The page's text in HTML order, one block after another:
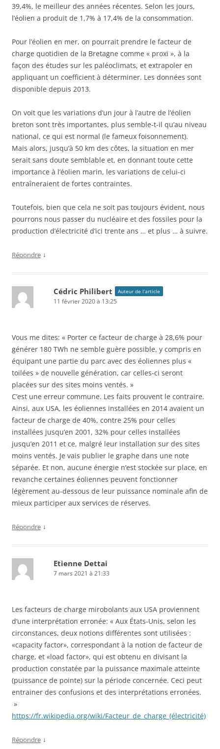
39,4%, le meilleur des années récentes. Selon les jours,
l’éolien a produit de 1,7% à 17,4% de la consommation.
Pour l’éolien en mer, on pourrait prendre le facteur de
charge quotidien de la Bretagne comme « proxi », à la
façon des études sur les paléoclimats, et extrapoler en
appliquant un coefficient à déterminer. Les données sont
disponible depuis 2013.
On voit que les variations d’un jour à l’autre de l’éolien
breton sont très importantes, plus semble-t-il qu’au niveau
national, ce qui est normal (le fameux foisonnement).
Mais alors, jusqu’à 50 km des côtes, la situation en mer
serait sans doute semblable et, en donnant toute cette
importance à l’éolien marin, les variations de celui-ci
entraîneraient de fortes contraintes.
Toutefois, bien que cela ne soit pas toujours évident, nous
pourrons nous passer du nucléaire et des fossiles pour la
production d’électricité d’ici trente ans … et plus … à suivre.
Répondre ↓
Cédric Philibert Auteur de l’article
11 février 2020 à 13:25
Vous me dites: « Porter ce facteur de charge à 28,6% pour
générer 180 TWh ne semble guère possible, y compris en
équipant une partie du parc avec des éoliennes plus «
toilées » de nouvelle génération, car celles-ci seront
placées sur des sites moins ventés. »
C’est une erreur commune. Les faits prouvent le contraire.
Ainsi, aux USA, les éoliennes installées en 2014 avaient un
facteur de charge de 40%, contre 25% pour celles
installées jusqu’en 2001, 32% pour celles installées
jusqu’en 2011 et ce, malgré leur installation sur des sites
moins ventés. Je vais publier le graphe dans une note
séparée. Et non, aucune énergie n’est stockée sur place, en
revanche certaines éoliennes peuvent fonctionner
légèrement au-dessous de leur puissance nominale afin de
mieux participer aux services de réserves.
Répondre ↓
Etienne Dettai
7 mars 2021 à 21:33
Les facteurs de charge mirobolants aux USA proviennent
d’une interprétation erronée: « Aux États-Unis, selon les
circonstances, deux notions différentes sont utilisées :
«capacity factor», correspondant à la notion de facteur de
charge, et «load factor», qui est obtenu en divisant la
production constatée par la puissance maximale atteinte
(puissance de pointe) sur la période concernée. Ceci peut
entrainer des confusions et des interprétations erronées.
»
https://fr.wikipedia.org/wiki/Facteur_de_charge_(électricité)
Répondre ↓